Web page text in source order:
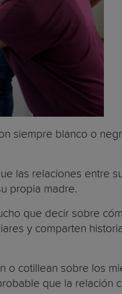
siempre blanco o
las relaciones entre
propia madre.
que decir sobre
y comparten
o cotillean sobre los
que la relación